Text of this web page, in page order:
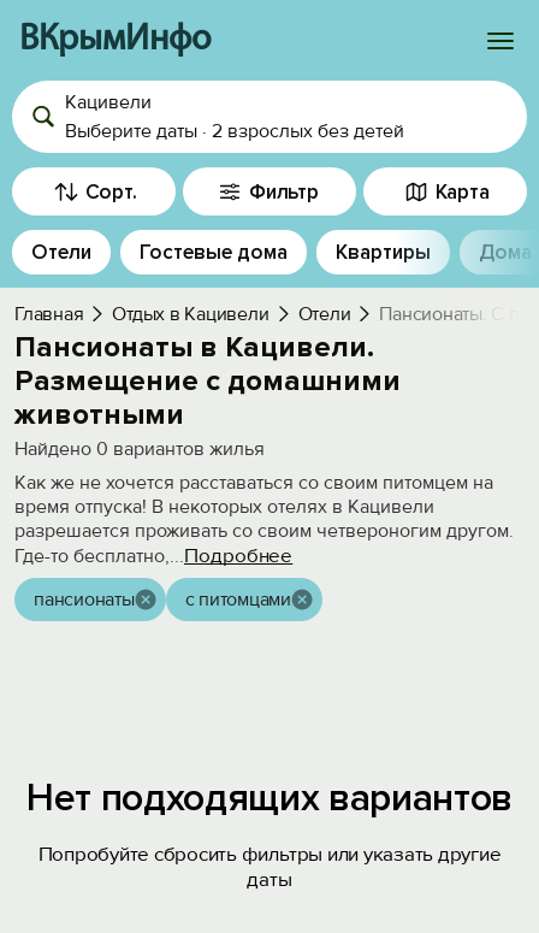
ВКрымИнфо
Войти
Избранное
История просмотра
Добавить свой объект
Кацивели
Выберите даты · 2 взрослых без детей
Сорт. Фильтр Карта
Отели Гостевые дома Квартиры Дома
Главная Отдых в Кацивели Отели Пансионаты. С
Пансионаты в Кацивели.
Размещение с домашними
животными
Найдено 0 вариантов жилья
Как же не хочется расставаться со своим питомцем на
время отпуска! В некоторых отелях в Кацивели
разрешается проживать со своим четвероногим другом.
Где-то бесплатно,...Подробнее
пансионаты с питомцами
Нет подходящих вариантов
Попробуйте сбросить фильтры или указать другие
даты